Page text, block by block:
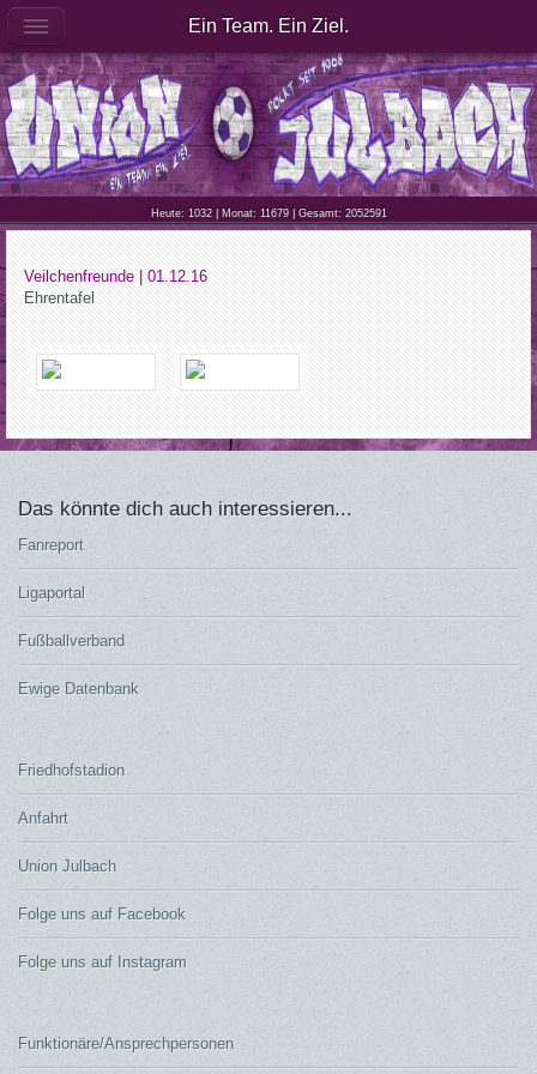
Heute: 1032 | Monat: 11679 | Gesamt: 2052591
Veilchenfreunde | 01.12.16
Ehrentafel
Das könnte dich auch interessieren...
Fanreport
Ligaportal
Fußballverband
Ewige Datenbank
Friedhofstadion
Anfahrt
Union Julbach
Folge uns auf Facebook
Folge uns auf Instagram
Funktionäre/Ansprechpersonen
Ein Team. Ein Ziel.